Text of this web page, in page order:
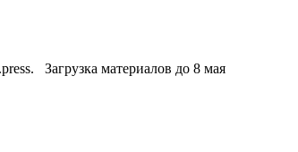
Загрузка материалов до 8 мая